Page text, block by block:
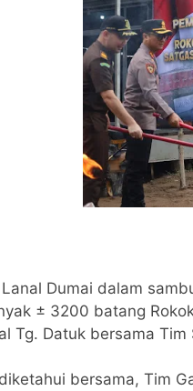
Dumai dalam
± 3200 batang
Tg. Datuk bersama
bersama, Tim